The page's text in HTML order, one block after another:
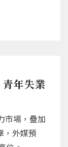
年失業
市場，疊加
，外媒預